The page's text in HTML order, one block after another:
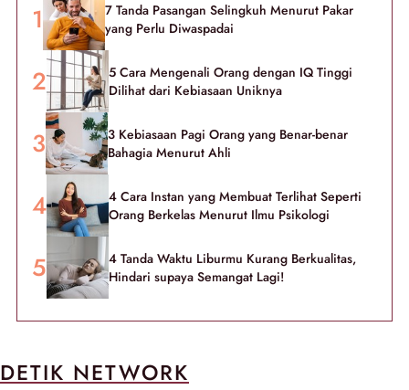
7 Tanda Pasangan Selingkuh Menurut Pakar
yang Perlu Diwaspadai
5 Cara Mengenali Orang dengan IQ Tinggi
Dilihat dari Kebiasaan Uniknya
3 Kebiasaan Pagi Orang yang Benar-benar
Bahagia Menurut Ahli
4 Cara Instan yang Membuat Terlihat Seperti
Orang Berkelas Menurut Ilmu Psikologi
4 Tanda Waktu Liburmu Kurang Berkualitas,
Hindari supaya Semangat Lagi!
DETIK NETWORK